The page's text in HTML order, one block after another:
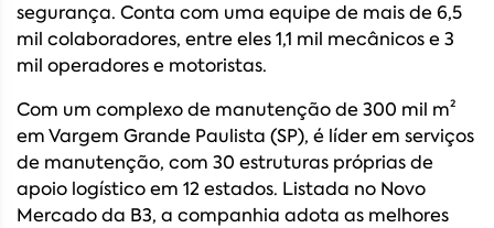
segurança. Conta com uma equipe de mais de 6,5
mil colaboradores, entre eles 1,1 mil mecânicos e 3
mil operadores e motoristas.
Com um complexo de manutenção de 300 mil m²
em Vargem Grande Paulista (SP), é líder em serviços
de manutenção, com 30 estruturas próprias de
apoio logístico em 12 estados. Listada no Novo
Mercado da B3, a companhia adota as melhores